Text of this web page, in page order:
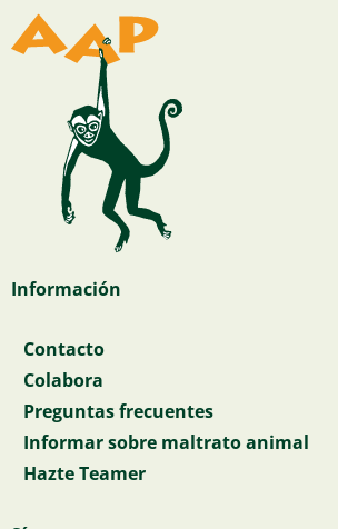
Información
Contacto
Colabora
Preguntas frecuentes
Informar sobre maltrato animal
Hazte Teamer